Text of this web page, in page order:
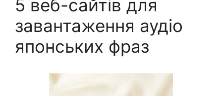
5 веб-сайтів для
завантаження аудіо
японських фраз